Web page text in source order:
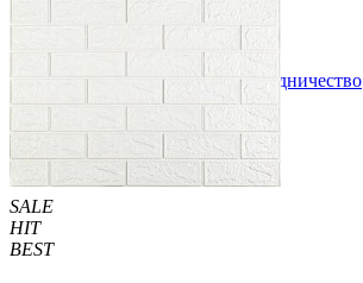
Купить В закладки Сотрудничество
SALE
HIT
BEST